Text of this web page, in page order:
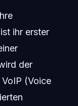
ihr erster
der
(Voice